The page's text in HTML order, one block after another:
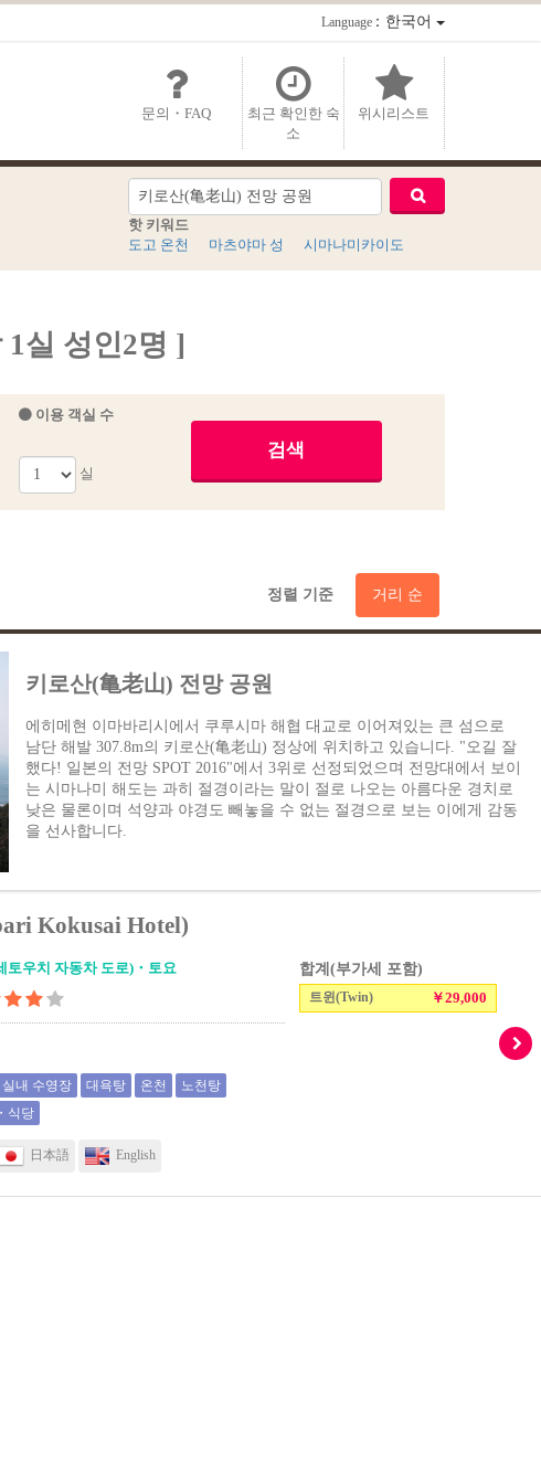
Language：한국어
문의・FAQ
최근 확인한 숙
소
위시리스트
핫 키워드
도고 온천
마츠야마 성 시마나미카이도
실 성인2명 ]
이용 객실 수
실
정렬 기준 거리 순
키로산(亀老山) 전망 공원
에히메현 이마바리시에서 쿠루시마 해협 대교로 이어져있는 큰 섬으로
남단 해발 307.8m의 키로산(亀老山) 정상에 위치하고 있습니다. "오길 잘
했다! 일본의 전망 SPOT 2016"에서 3위로 선정되었으며 전망대에서 보이
는 시마나미 해도는 과히 절경이라는 말이 절로 나오는 아름다운 경치로
낮은 물론이며 석양과 야경도 빼놓을 수 없는 절경으로 보는 이에게 감동
을 선사합니다.
Kokusai Hotel)
토우치 자동차 도로)・토요
실내 수영장 대욕탕 온천
노천탕
식당
日本語 English
합계(부가세 포함)
트윈(Twin) ￥29,000